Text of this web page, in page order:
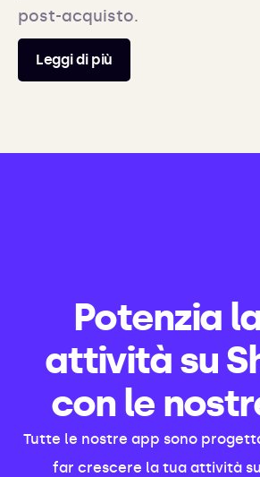
post-acquisto.
Leggi di più
Potenzia
attività su
con le
Tutte le nostre app sono
far crescere la tua attività